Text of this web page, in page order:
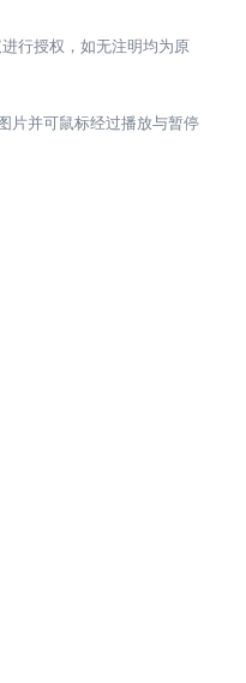
行授权，如无注明均为原
片并可鼠标经过播放与暂停